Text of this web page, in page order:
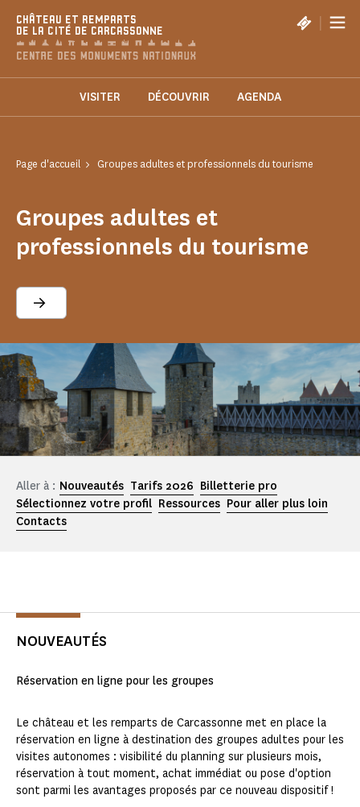
CHÂTEAU ET REMPARTS
DE LA CITÉ DE CARCASSONNE
|
VISITER DÉCOUVRIR AGENDA
Page d'accueil Groupes adultes et professionnels du tourisme
Groupes adultes et
professionnels du tourisme
Aller à : Nouveautés Tarifs 2026 Billetterie pro
Sélectionnez votre profil Ressources Pour aller plus loin
Contacts
NOUVEAUTÉS
Réservation en ligne pour les groupes
Le château et les remparts de Carcassonne met en place la
réservation en ligne à destination des groupes adultes pour les
visites autonomes : visibilité du planning sur plusieurs mois,
réservation à tout moment, achat immédiat ou pose d'option
sont parmi les avantages proposés par ce nouveau dispositif !